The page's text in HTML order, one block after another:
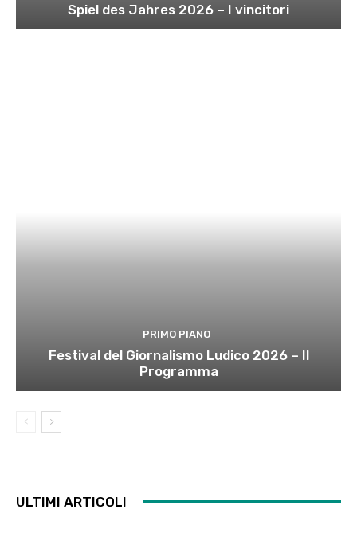
Spiel des Jahres 2026 – I vincitori
PRIMO PIANO
Festival del Giornalismo Ludico 2026 – Il
Programma
ULTIMI ARTICOLI